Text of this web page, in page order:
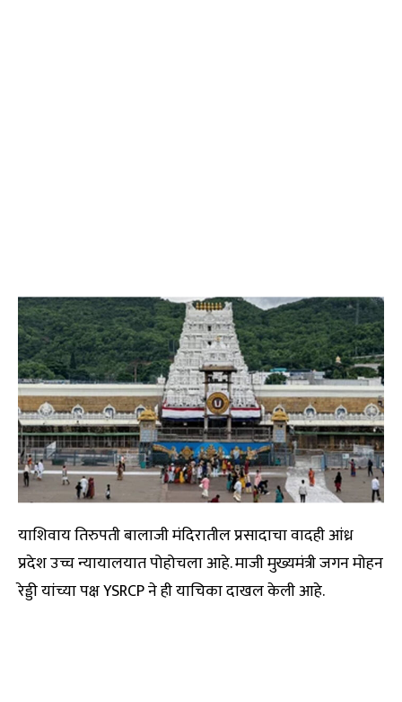
याशिवाय तिरुपती बालाजी मंदिरातील प्रसादाचा वादही आंध्र
प्रदेश उच्च न्यायालयात पोहोचला आहे. माजी मुख्यमंत्री जगन मोहन
रेड्डी यांच्या पक्ष YSRCP ने ही याचिका दाखल केली आहे.